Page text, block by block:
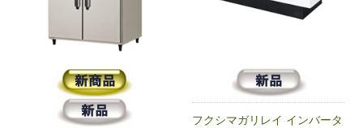
フクシマガリレイ インバータ